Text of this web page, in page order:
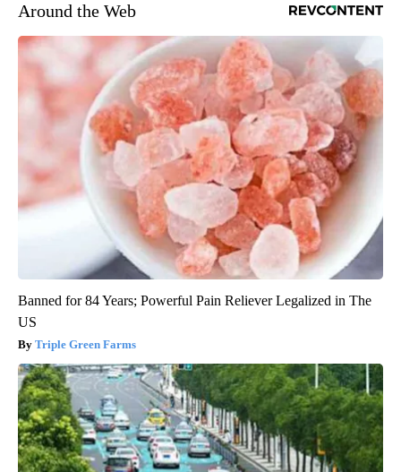
Around the Web
Banned for 84 Years; Powerful Pain Reliever Legalized in The
US
Triple Green Farms